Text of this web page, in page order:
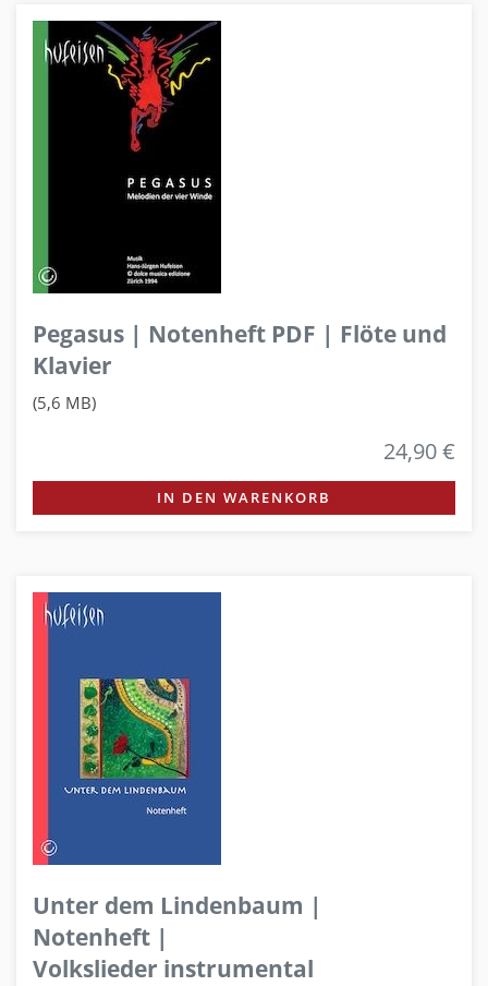
Pegasus | Notenheft PDF | Flöte und
Klavier
(5,6 MB)
24,90 €
IN DEN WARENKORB
Unter dem Lindenbaum |
Notenheft |
Volkslieder instrumental